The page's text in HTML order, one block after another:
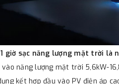
1 giờ sạc năng lượng mặt trời là
vào năng lượng mặt trời 5,6kW-
kết hợp đầu vào PV điện áp